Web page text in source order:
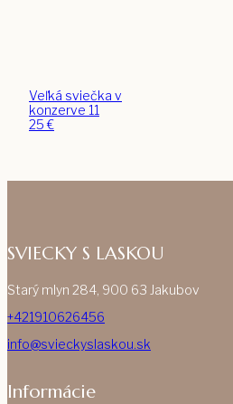
Veľká sviečka v
konzerve 11
25€
SVIECKY S LASKOU
Starý mlyn 284, 900 63 Jakubov
+421910626456
info@svieckyslaskou.sk
Informácie